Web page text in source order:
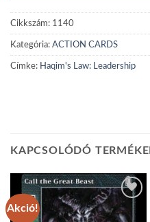
Cikkszám: 1140
Kategória: ACTION CARDS
Címke: Haqim's Law: Leadership
KAPCSOLÓDÓ
Akció!
Add to
wishlist